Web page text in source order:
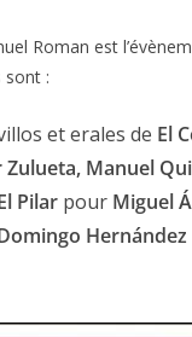
Roman est
sont :
et erales de El
Zulueta, Manuel
Pilar pour Miguel
Hernández